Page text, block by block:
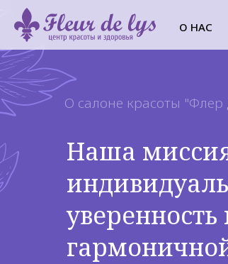
О НАС
Наша
О салоне красоты "Флер